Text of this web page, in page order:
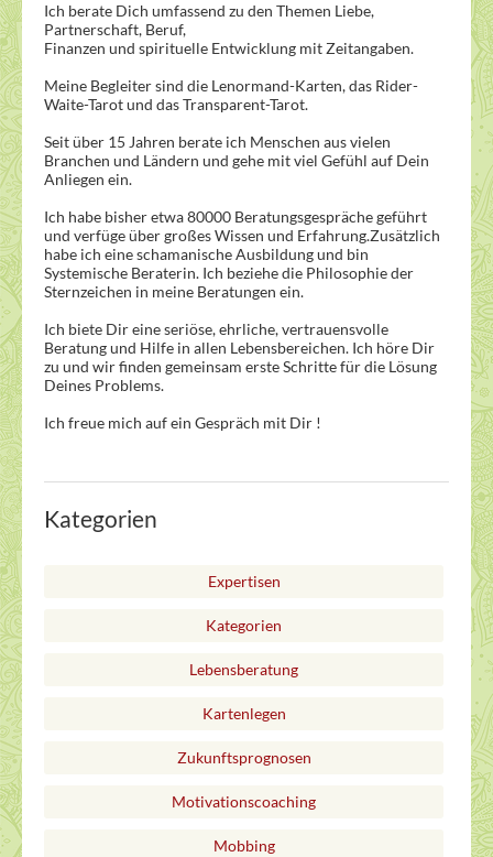
Ich berate Dich umfassend zu den Themen Liebe,
Partnerschaft, Beruf,
Finanzen und spirituelle Entwicklung mit Zeitangaben.
Meine Begleiter sind die Lenormand-Karten, das Rider-
Waite-Tarot und das Transparent-Tarot.
Seit über 15 Jahren berate ich Menschen aus vielen
Branchen und Ländern und gehe mit viel Gefühl auf Dein
Anliegen ein.
Ich habe bisher etwa 80000 Beratungsgespräche geführt
und verfüge über großes Wissen und Erfahrung.Zusätzlich
habe ich eine schamanische Ausbildung und bin
Systemische Beraterin. Ich beziehe die Philosophie der
Sternzeichen in meine Beratungen ein.
Ich biete Dir eine seriöse, ehrliche, vertrauensvolle
Beratung und Hilfe in allen Lebensbereichen. Ich höre Dir
zu und wir finden gemeinsam erste Schritte für die Lösung
Deines Problems.
Ich freue mich auf ein Gespräch mit Dir !
Kategorien
Expertisen
Kategorien
Lebensberatung
Kartenlegen
Zukunftsprognosen
Motivationscoaching
Mobbing